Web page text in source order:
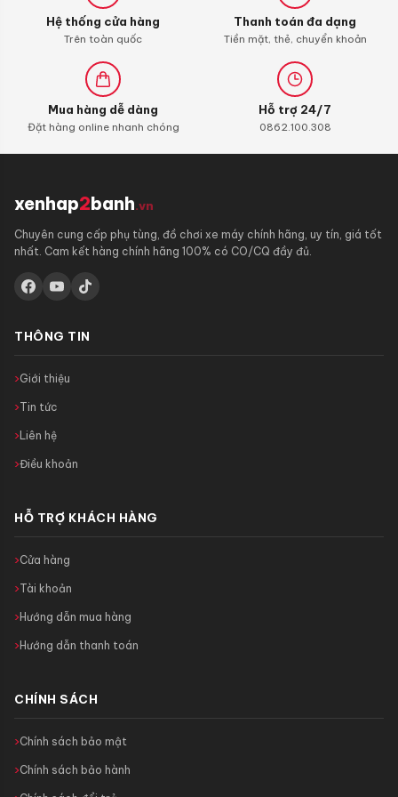
Hệ thống cửa hàng
Trên toàn quốc
Thanh toán đa dạng
Tiền mặt, thẻ, chuyển khoản
Mua hàng dễ dàng
Đặt hàng online nhanh chóng
Hỗ trợ 24/7
0862.100.308
xenhap2banh.vn
Chuyên cung cấp phụ tùng, đồ chơi xe máy chính hãng, uy tín, giá tốt
nhất. Cam kết hàng chính hãng 100% có CO/CQ đầy đủ.
THÔNG TIN
Giới thiệu
Tin tức
Liên hệ
Điều khoản
HỖ TRỢ KHÁCH HÀNG
Cửa hàng
Tài khoản
Hướng dẫn mua hàng
Hướng dẫn thanh toán
CHÍNH SÁCH
Chính sách bảo mật
Chính sách bảo hành